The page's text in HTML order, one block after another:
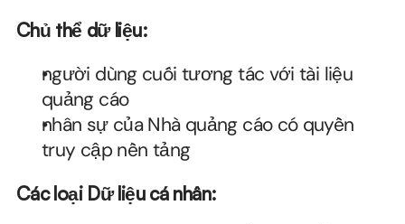
Chủ thể dữ liệu:
người dùng cuối tương tác với tài liệu
quảng cáo
nhân sự của Nhà quảng cáo có quyền
truy cập nền tảng
Các loại Dữ liệu cá nhân: